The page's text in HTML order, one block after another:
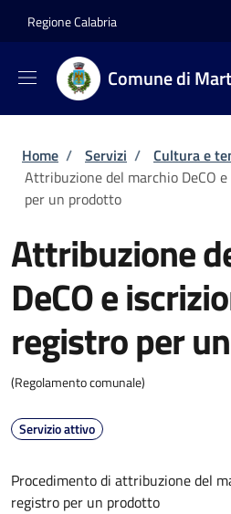
Regione Calabria
Comune di
Briciole di pane
Home / Servizi / Cultura e
Attribuzione del marchio DeCO
per un prodotto
Attribuzione
DeCO e
registro per
(Regolamento comunale)
Servizio attivo
Procedimento di attribuzione del
registro per un prodotto